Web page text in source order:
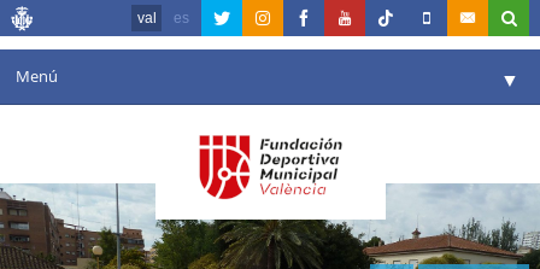
val es
Menú ▼
Agenda
Instal·lacions ▼